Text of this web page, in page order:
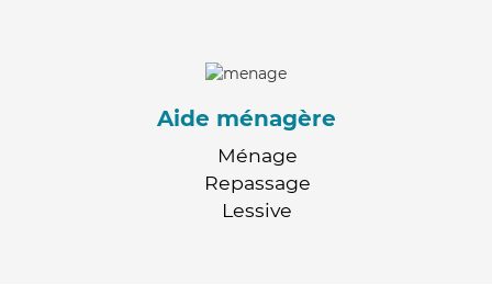
Aide ménagère
Ménage
Repassage
Lessive